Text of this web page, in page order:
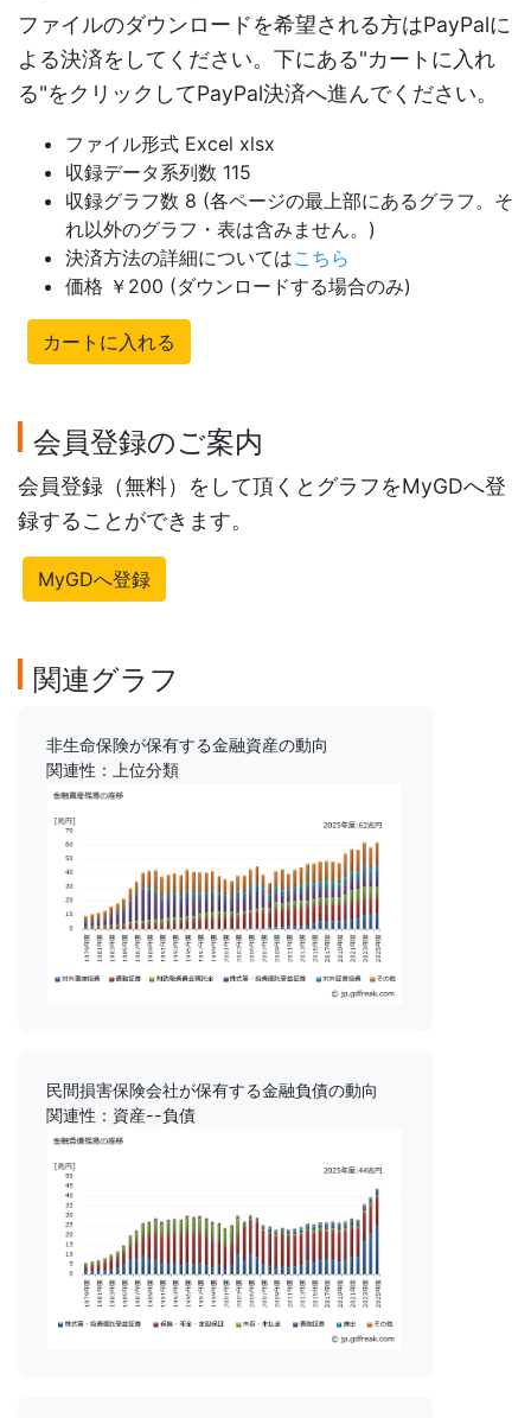
ファイルのダウンロードを希望される方はPayPalに
よる決済をしてください。下にある"カートに入れ
る"をクリックしてPayPal決済へ進んでください。
ファイル形式 Excel xlsx
収録データ系列数 115
収録グラフ数 8 (各ページの最上部にあるグラフ。そ
れ以外のグラフ・表は含みません。)
決済方法の詳細についてはこちら
価格 ￥200 (ダウンロードする場合のみ)
カートに入れる
会員登録のご案内
会員登録（無料）をして頂くとグラフをMyGDへ登
録することができます。
MyGDへ登録
関連グラフ
非生命保険が保有する金融資産の動向
関連性：上位分類
民間損害保険会社が保有する金融負債の動向
関連性：資産--負債